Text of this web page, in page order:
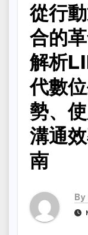
從行
合的
解析
代數
勢、
溝通
南
By